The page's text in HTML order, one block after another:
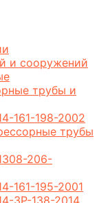
и сооружений
трубы и
161-198-2002
трубы
206-
161-195-2001